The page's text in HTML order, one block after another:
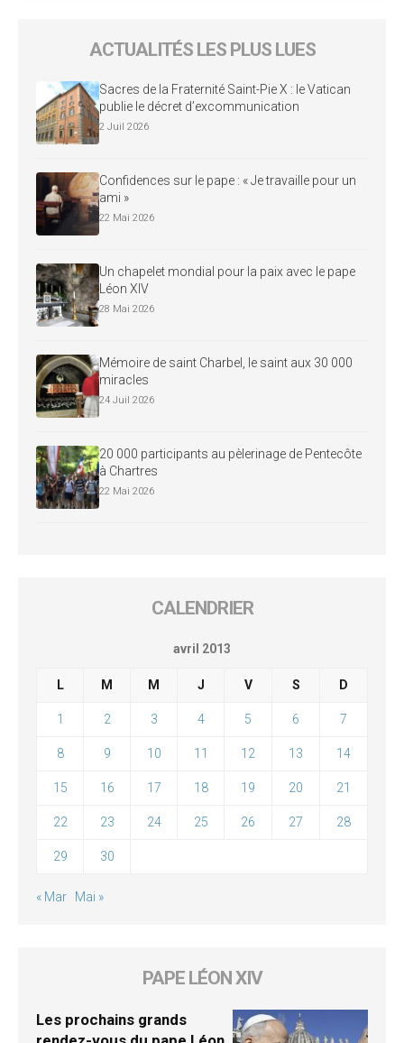
ACTUALITÉS LES PLUS LUES
Sacres de la Fraternité Saint-Pie X : le Vatican
publie le décret d’excommunication
2 Juil 2026
Confidences sur le pape : « Je travaille pour un
ami »
22 Mai 2026
Un chapelet mondial pour la paix avec le pape
Léon XIV
28 Mai 2026
Mémoire de saint Charbel, le saint aux 30 000
miracles
24 Juil 2026
20 000 participants au pèlerinage de Pentecôte
à Chartres
22 Mai 2026
CALENDRIER
avril 2013
L M M J V S D
1 2 3 4 5 6 7
8 9 10 11 12 13 14
15 16 17 18 19 20 21
22 23 24 25 26 27 28
29 30
« Mar Mai »
PAPE LÉON XIV
Les prochains grands